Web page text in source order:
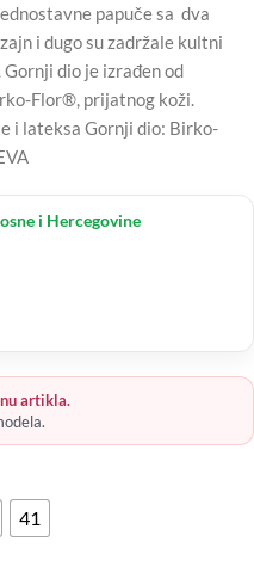
papuče sa dva
i dugo su zadržale kultni
dio je izrađen od
Flor®, prijatnog koži.
i lateksa Gornji dio: Birko-
i Hercegovine
artikla.
41